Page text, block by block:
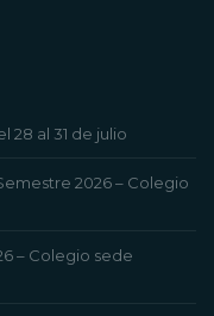
28 al 31 de julio
2026 – Colegio
– Colegio sede